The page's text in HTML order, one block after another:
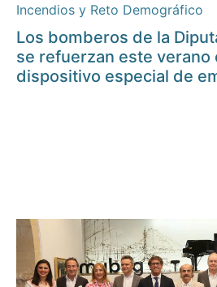
Incendios y Reto Demográfico
Los bomberos de la
se refuerzan este verano
dispositivo especial de